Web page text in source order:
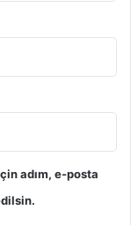
adım, e-posta